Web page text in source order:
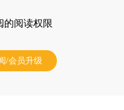
的阅读权限
/会员升级